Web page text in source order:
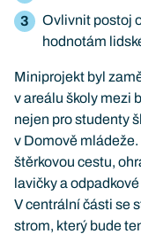
Ovlivnit postoj
hodnotám
Miniprojekt byl
v areálu školy mezi
nejen pro studenty
v Domově
štěrkovou cestu,
lavičky a
V centrální části se
strom, který bude